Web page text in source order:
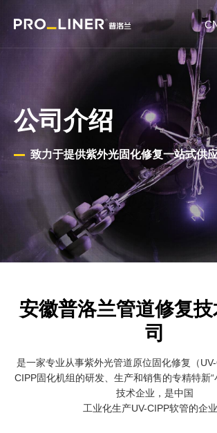
公司介绍
致力于提供紫外光固化修复一站式供
安徽普洛兰管道修复
司
是一家专业从事紫外光管道原位固化修复（
CIPP固化机组的研发、生产和销售的专精特新
技术企业，是中国
工业化生产UV-CIPP软管的企业